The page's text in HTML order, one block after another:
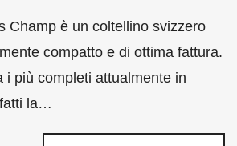
Champ è un coltellino svizzero
compatto e di ottima fattura.
i più completi attualmente in
la…